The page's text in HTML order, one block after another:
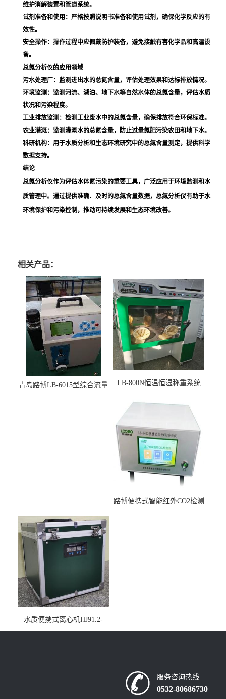
维护消解装置和管道系统。
试剂准备和使用 ：严格按照说明书准备和使用试剂，确保化学反应的有
效性。
安全操作：操作过程中应佩戴防护装备，避免接触有害化学品和高温设
备。
总氮分析仪的应用领域
污水处理厂：监测进出水的总氮含量，评估处理效果和达标排放情况。
环境监测 ：监测河流、湖泊、地下水等自然水体的总氮含量，评估水质
状况和污染程度。
工业排放监测 ：检测工业废水中的总氮含量，确保排放符合环保标准。
农业灌溉：监测灌溉水的总氮含量，防止过量氮肥污染农田和地下水。
科研机构：用于水质分析和生态环境研究中的总氮含量测定，提供科学
数据支持。
结论
总氮分析仪作为评估水体氮污染的重要工具，广泛应用于环境监测和水
质管理中。通过提供准确、及时的总氮含量数据，总氮分析仪有助于水
环境保护和污染控制，推动可持续发展和生态环境改善。
相关产品：
青岛路博LB-6015型综合流量
LB-800N恒温恒湿称重系统
路博便携式智能红外CO2检测
水质便携式离心机HJ91.2-
2022地表水总磷监测内置有
服务咨询热线
0532-80686730